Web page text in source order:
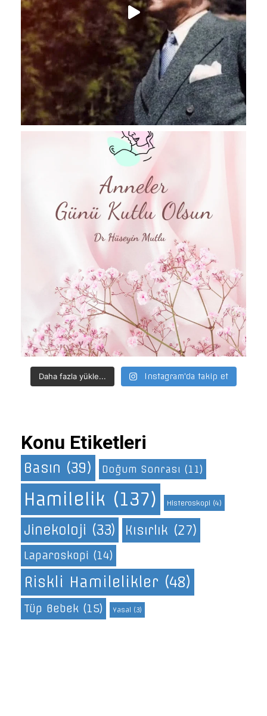
Daha fazla yükle... Instagram'da takip et
Konu Etiketleri
Basın (39) Doğum Sonrası (11)
Hamilelik (137) Histeroskopi (4)
Jinekoloji (33) Kısırlık (27)
Laparoskopi (14)
Riskli Hamilelikler (48)
Tüp Bebek (15) Yasal (3)